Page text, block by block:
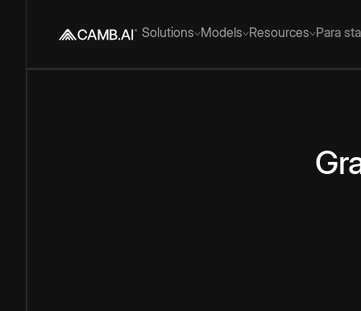
Solutions Models Resources Para